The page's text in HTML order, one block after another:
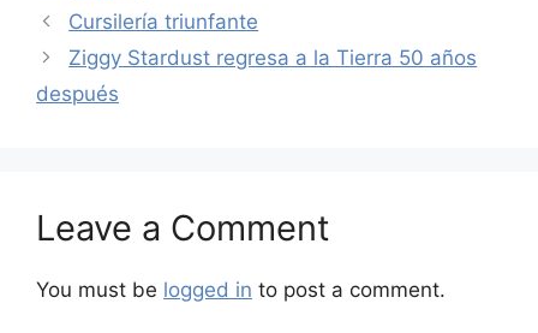
Cursilería triunfante
Ziggy Stardust regresa a la Tierra 50 años
después
Leave a Comment
You must be logged in to post a comment.